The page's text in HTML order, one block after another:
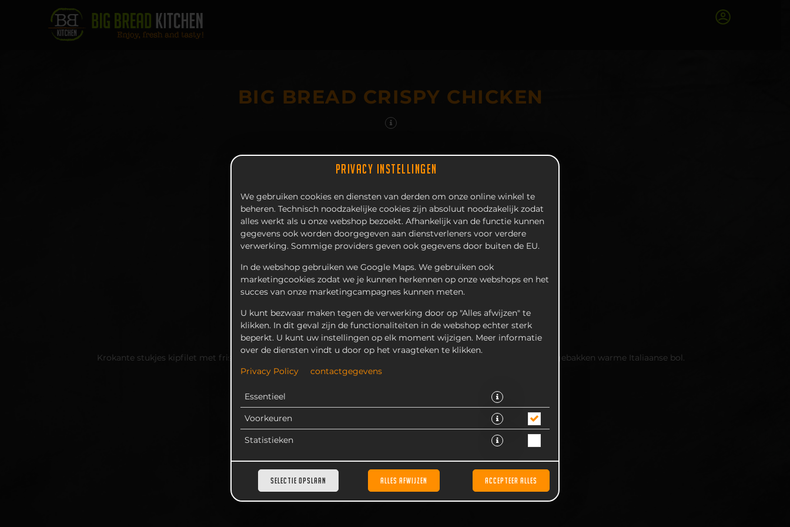
PRIVACY INSTELLINGEN
We gebruiken cookies en diensten van derden om onze online winkel te
beheren. Technisch noodzakelijke cookies zijn absoluut noodzakelijk zodat
alles werkt als u onze webshop bezoekt. Afhankelijk van de functie kunnen
gegevens ook worden doorgegeven aan dienstverleners voor verdere
verwerking. Sommige providers geven ook gegevens door buiten de EU.
In de webshop gebruiken we Google Maps. We gebruiken ook
marketingcookies zodat we je kunnen herkennen op onze webshops en het
succes van onze marketingcampagnes kunnen meten.
U kunt bezwaar maken tegen de verwerking door op "Alles afwijzen" te
klikken. In dit geval zijn de functionaliteiten in de webshop echter sterk
beperkt. U kunt uw instellingen op elk moment wijzigen. Meer informatie
over de diensten vindt u door op het vraagteken te klikken.
Privacy Policy contactgegevens
Essentieel
Voorkeuren
Statistieken
SELECTIE OPSLAAN ALLES AFWIJZEN ACCEPTEER ALLES
BIG BREAD CRISPY CHICKEN
Krokante stukjes kipfilet met frisse ijsberg salade, warme gebakken ui, champignons en chilisaus op een vers afgebakken warme Italiaanse bol.
* Door lokale acties kunnen prijzen per winkel afwijken.